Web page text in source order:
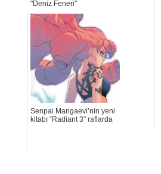
"Deniz Feneri"
Senpai Mangaevi’nin yeni
kitabı “Radiant 3” raflarda